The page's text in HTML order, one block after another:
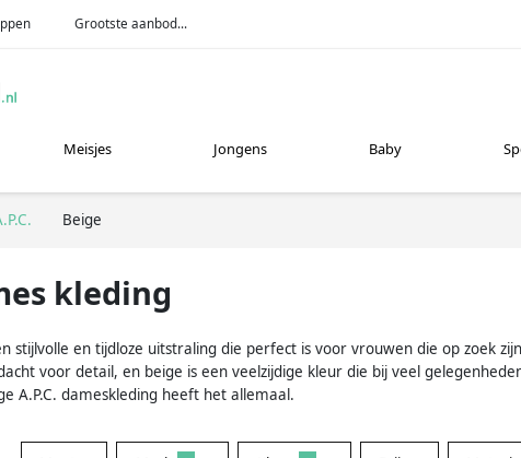
Grootste aanbod...
Meisjes Jongens Baby
Beige
kleding
stijlvolle en tijdloze uitstraling die perfect is voor vrouwen die op zoek
voor detail, en beige is een veelzijdige kleur die bij veel
A.P.C. dameskleding heeft het allemaal.